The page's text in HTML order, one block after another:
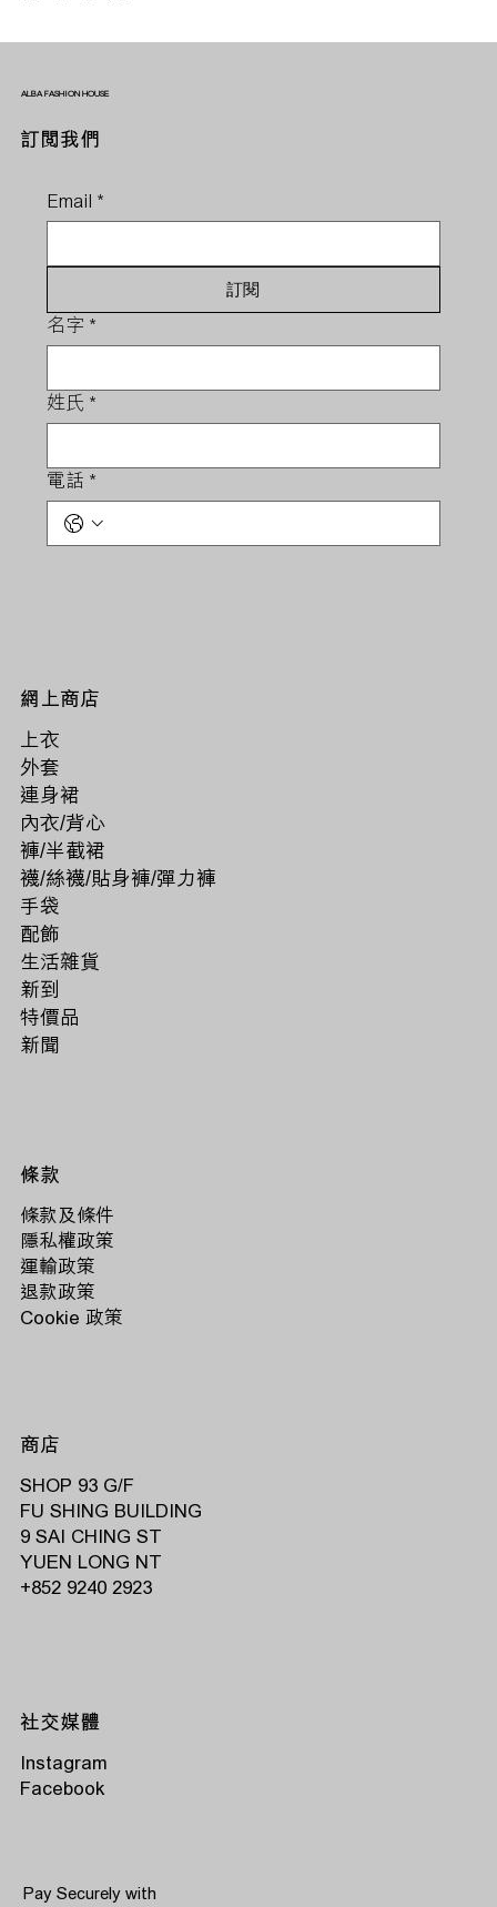
ALBA FASHION HOUSE
訂閱我們
Email *
訂閱
名字 *
姓氏 *
電話 *
上衣
外套
連身裙
內衣/背心
褲/半截裙
襪/絲襪/貼身褲/彈力褲
手袋
配飾
生活雜貨
新到
特價品
新聞
網上商店
條款及條件
隱私權政策
運輸政策
退款政策
Cookie 政策
條款
SHOP 93 G/F
FU SHING BUILDING
9 SAI CHING ST
YUEN LONG NT
‭+852 9240 2923‬
商店
Instagram
Facebook
社交媒體
Pay Securely with